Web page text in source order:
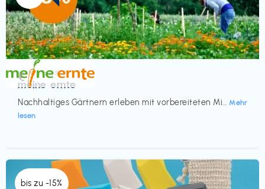
Küche & Haushalt
meine ernte
Nachhaltiges Gärtnern erleben mit vorbereiteten Mi... Mehr
lesen
€‎
bis zu -15%